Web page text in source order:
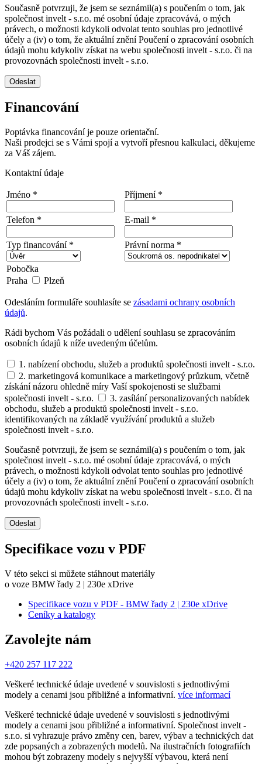
Současně potvrzuji, že jsem se seznámil(a) s poučením o tom, jak
společnost invelt - s.r.o. mé osobní údaje zpracovává, o mých
právech, o možnosti kdykoli odvolat tento souhlas pro jednotlivé
účely a (iv) o tom, že aktuální znění Poučení o zpracování osobních
údajů mohu kdykoliv získat na webu společnosti invelt - s.r.o. či na
provozovnách společnosti invelt - s.r.o.
Odeslat
Financování
Poptávka financování je pouze orientační.
Naši prodejci se s Vámi spojí a vytvoří přesnou kalkulaci, děkujeme
za Váš zájem.
Kontaktní údaje
Jméno * Příjmení *
Telefon * E-mail *
Typ financování * Právní norma *
Pobočka
Praha
Plzeň
Odesláním formuláře souhlasíte se zásadami ochrany osobních
údajů.
Rádi bychom Vás požádali o udělení souhlasu se zpracováním
osobních údajů k níže uvedeným účelům.
1. nabízení obchodu, služeb a produktů společnosti invelt - s.r.o.
2. marketingová komunikace a marketingový průzkum, včetně
získání názoru ohledně míry Vaší spokojenosti se službami
společnosti invelt - s.r.o.
3. zasílání personalizovaných nabídek
obchodu, služeb a produktů společnosti invelt - s.r.o.
identifikovaných na základě využívání produktů a služeb
společnosti invelt - s.r.o.
Současně potvrzuji, že jsem se seznámil(a) s poučením o tom, jak
společnost invelt - s.r.o. mé osobní údaje zpracovává, o mých
právech, o možnosti kdykoli odvolat tento souhlas pro jednotlivé
účely a (iv) o tom, že aktuální znění Poučení o zpracování osobních
údajů mohu kdykoliv získat na webu společnosti invelt - s.r.o. či na
provozovnách společnosti invelt - s.r.o.
Odeslat
Specifikace vozu v PDF
V této sekci si můžete stáhnout materiály
o voze BMW řady 2 | 230e xDrive
Specifikace vozu v PDF - BMW řady 2 | 230e xDrive
Ceníky a katalogy
Zavolejte nám
+420 257 117 222
Veškeré technické údaje uvedené v souvislosti s jednotlivými
modely a cenami jsou přibližné a informativní. více informací
Veškeré technické údaje uvedené v souvislosti s jednotlivými
modely a cenami jsou přibližné a informativní. Společnost invelt -
s.r.o. si vyhrazuje právo změny cen, barev, výbav a technických dat
zde popsaných a zobrazených modelů. Na ilustračních fotografiích
mohou být zobrazeny modely s nejvyšší výbavou, která není